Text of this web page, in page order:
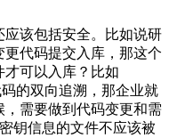
该包括安全。比如说研
代码提交入库，那这个
才可以入库？比如
的双向追溯，那企业就
需要做到代码变更和需
钥信息的文件不应该被